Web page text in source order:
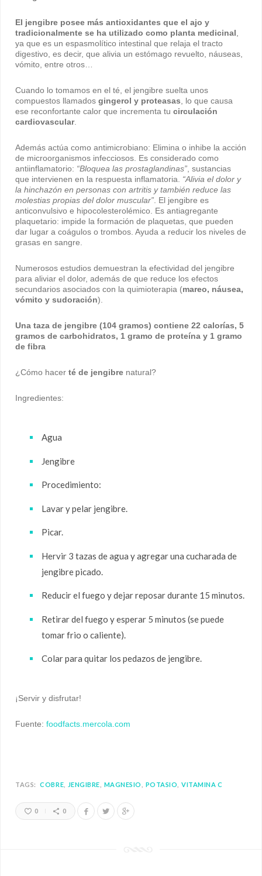
El jengibre posee más antioxidantes que el ajo y
tradicionalmente se ha utilizado como planta medicinal
ya que es un espasmolítico intestinal que relaja el tracto
digestivo, es decir, que alivia un estómago revuelto, náuseas,
vómito, entre otros…
Cuando lo tomamos en el té, el jengibre suelta unos
compuestos llamados gingerol y proteasas , lo que causa
ese reconfortante calor que incrementa tu circulación
cardiovascular.
Además actúa como antimicrobiano: Elimina o inhibe la acción
de microorganismos infecciosos. Es considerado como
antiinflamatorio: “Bloquea las prostaglandinas” , sustancias
que intervienen en la respuesta inflamatoria. “Alivia el dolor y
la hinchazón en personas con artritis y también reduce las
molestias propias del dolor muscular” . El jengibre es
anticonvulsivo e hipocolesterolémico. Es antiagregante
plaquetario: impide la formación de plaquetas, que pueden
dar lugar a coágulos o trombos. Ayuda a reducir los niveles de
grasas en sangre.
Numerosos estudios demuestran la efectividad del jengibre
para aliviar el dolor, además de que reduce los efectos
secundarios asociados con la quimioterapia (mareo, náusea,
vómito y sudoración).
Una taza de jengibre (104 gramos) contiene 22 calorías, 5
gramos de carbohidratos, 1 gramo de proteína y 1 gramo
de fibra
¿Cómo hacer té de jengibre natural?
Ingredientes:
Agua
Jengibre
Procedimiento:
Lavar y pelar jengibre.
Picar.
Hervir 3 tazas de agua y agregar una cucharada de
jengibre picado.
Reducir el fuego y dejar reposar durante 15 minutos.
Retirar del fuego y esperar 5 minutos (se puede
tomar frio o caliente).
Colar para quitar los pedazos de jengibre.
¡Servir y disfrutar!
Fuente: foodfacts.mercola.com
TAGS: COBRE JENGIBRE MAGNESIO POTASIO VITAMINA C
0 0